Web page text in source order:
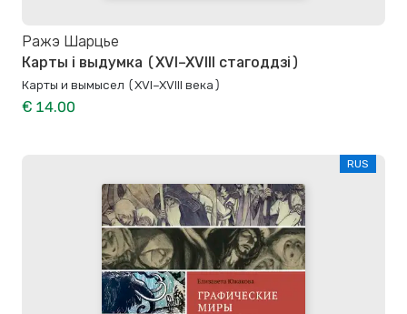
Ражэ Шарцье
Карты і выдумка (XVI–XVIII стагоддзі)
Карты и вымысел (XVI–XVIII века)
€ 14.00
RUS